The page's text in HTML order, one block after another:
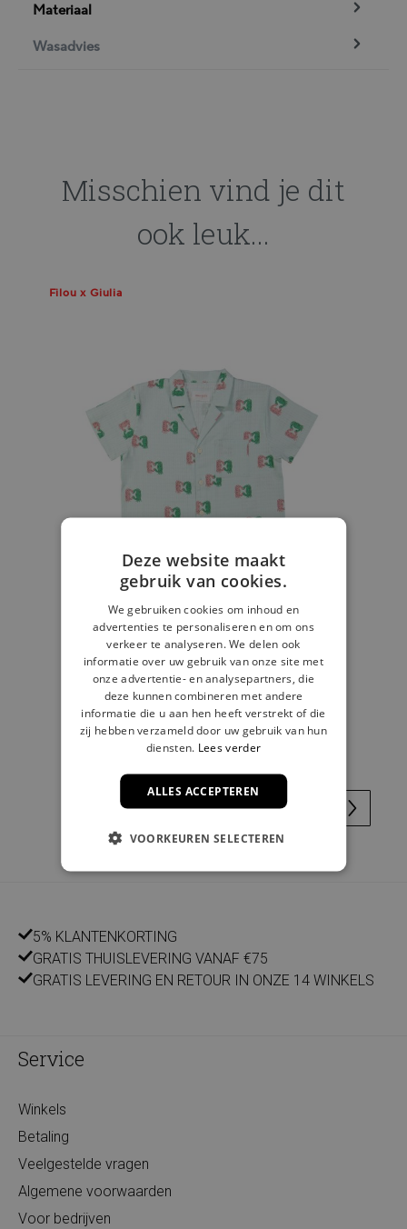
Materiaal
Wasadvies
Misschien vind je dit
ook leuk...
Filou x Giulia
Hemd crab aqua
€ 15,00
5% KLANTENKORTING
GRATIS THUISLEVERING VANAF €75
GRATIS LEVERING EN RETOUR IN ONZE 14 WINKELS
Service
Winkels
Betaling
Veelgestelde vragen
Algemene voorwaarden
Voor bedrijven
Deze website maakt
gebruik van cookies.
We gebruiken cookies om inhoud en
advertenties te personaliseren en om ons
verkeer te analyseren. We delen ook
informatie over uw gebruik van onze site met
onze advertentie- en analysepartners, die
deze kunnen combineren met andere
informatie die u aan hen heeft verstrekt of die
zij hebben verzameld door uw gebruik van hun
diensten. Lees verder
ALLES ACCEPTEREN
VOORKEUREN SELECTEREN